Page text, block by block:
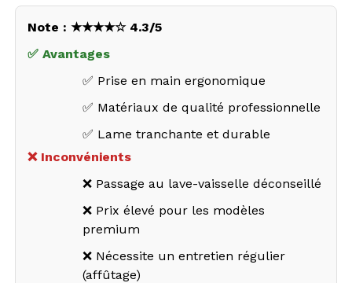
Note : ★★★★☆ 4.3/5
✅ Avantages
✅ Prise en main ergonomique
✅ Matériaux de qualité professionnelle
✅ Lame tranchante et durable
❌ Inconvénients
❌ Passage au lave-vaisselle déconseillé
❌ Prix élevé pour les modèles
premium
❌ Nécessite un entretien régulier
(affûtage)